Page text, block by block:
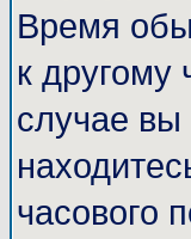
Время
к другому
случае вы
часового